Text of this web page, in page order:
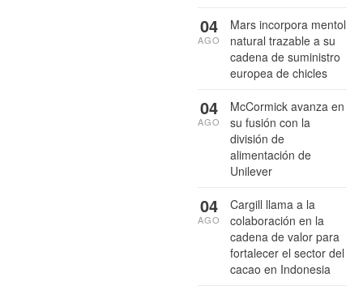
Mars incorpora mentol
natural trazable a su
cadena de suministro
europea de chicles
04
AGO
McCormick avanza en
su fusión con la
división de
alimentación de
Unilever
04
AGO
Cargill llama a la
colaboración en la
cadena de valor para
fortalecer el sector del
cacao en Indonesia
04
AGO